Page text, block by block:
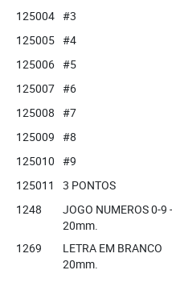
125004 #3
125005 #4
125006 #5
125007 #6
125008 #7
125009 #8
125010 #9
125011 3 PONTOS
1248
JOGO NUMEROS 0-9 -
20mm.
1269
LETRA EM BRANCO
20mm.